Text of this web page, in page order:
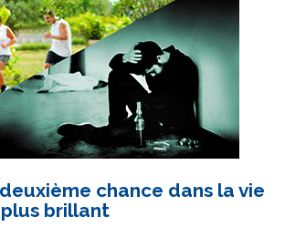
chance dans la vie
brillant